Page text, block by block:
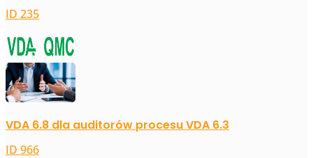
ID 235
VDA 6.8 dla auditorów procesu VDA 6.3
ID 966